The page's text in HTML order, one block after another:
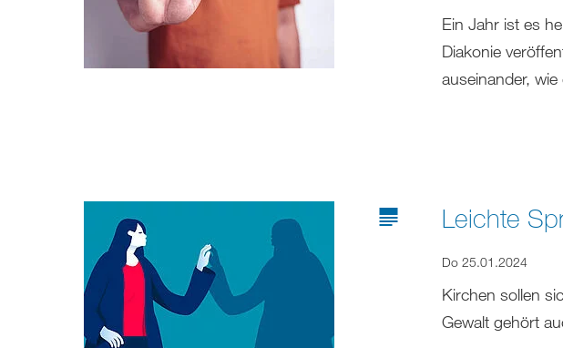
Ein Jahr ist es
Diakonie
auseinander,
Leichte
Do 25.01.2024
Kirchen sollen
Gewalt gehört